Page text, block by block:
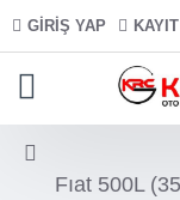
GIRIŞ YAP
Fıat 500L